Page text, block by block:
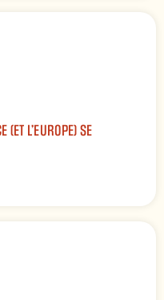
(ET L’EUROPE) SE